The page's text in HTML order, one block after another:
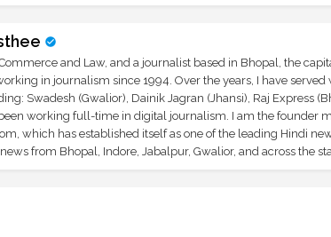
and Law, and a journalist based in Bhopal, the
in journalism since 1994. Over the years, I have
Swadesh (Gwalior), Dainik Jagran (Jhansi), Raj Express
working full-time in digital journalism. I am the founder
which has established itself as one of the leading Hindi
from Bhopal, Indore, Jabalpur, Gwalior, and across the